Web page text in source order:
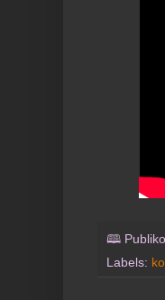
🕮
Labels: